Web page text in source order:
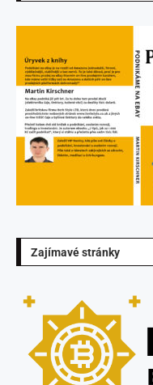
Zajímavé stránky